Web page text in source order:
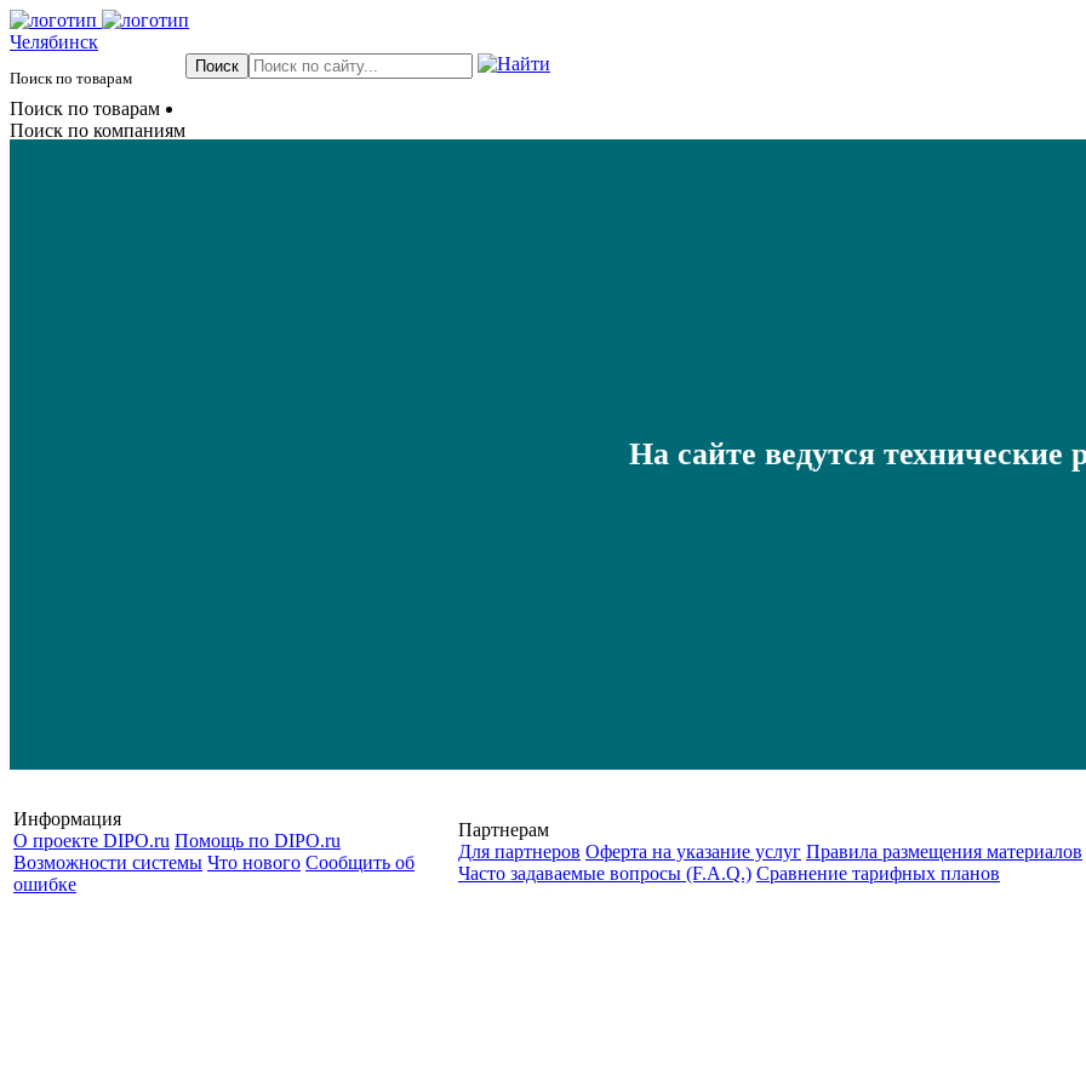
Челябинск
Поиск по товарам
Поиск по товарам
Поиск по компаниям
На сайте ведутся технические
Информация
О проекте DIPO.ru Помощь по DIPO.ru
Возможности системы Что нового Сообщить об
ошибке
Партнерам
Для партнеров Оферта на указание услуг Правила размещения материалов
Часто задаваемые вопросы (F.A.Q.) Cравнение тарифных планов